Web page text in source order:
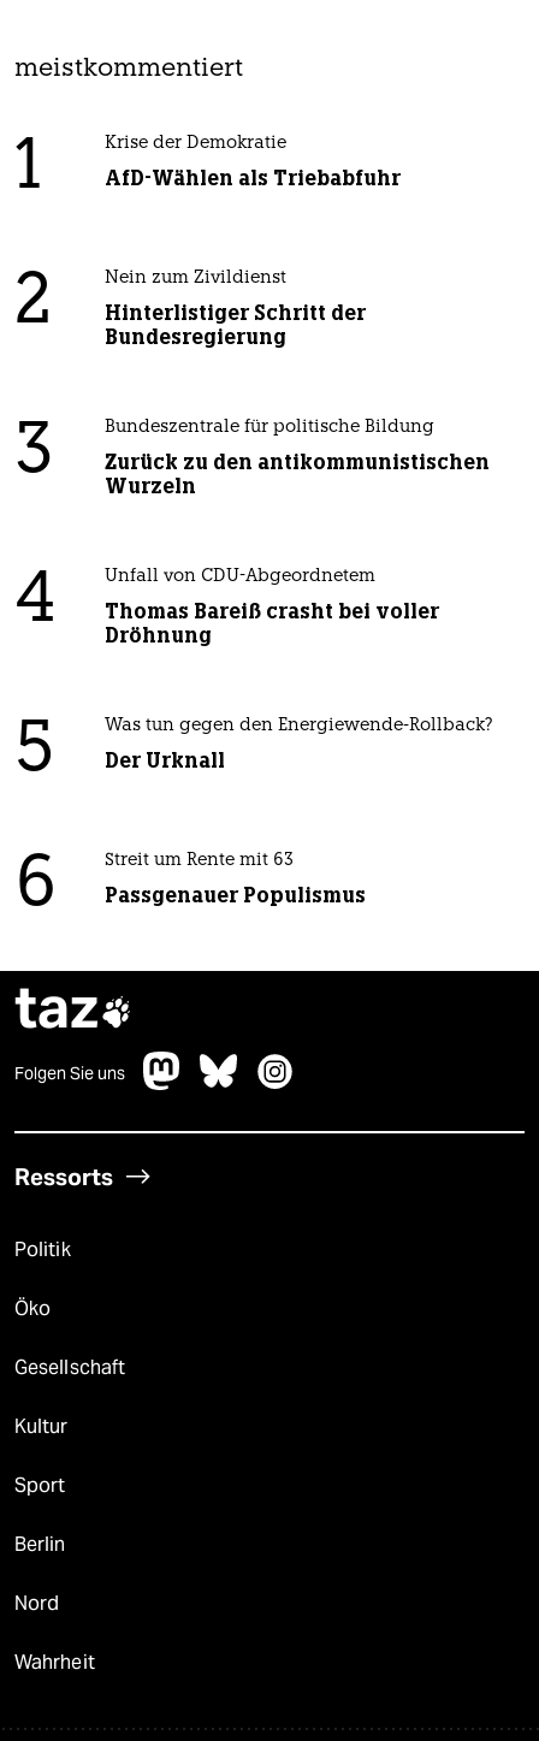
meistkommentiert
1 Krise der Demokratie
AfD-Wählen als Triebabfuhr
2 Nein zum Zivildienst
Hinterlistiger Schritt der
Bundesregierung
3 Bundeszentrale für politische Bildung
Zurück zu den antikommunistischen
Wurzeln
4 Unfall von CDU-Abgeordnetem
Thomas Bareiß crasht bei voller
Dröhnung
5 Was tun gegen den Energiewende-Rollback?
Der Urknall
6 Streit um Rente mit 63
Passgenauer Populismus
taz
Folgen Sie uns
Ressorts
Politik
Öko
Gesellschaft
Kultur
Sport
Berlin
Nord
Wahrheit